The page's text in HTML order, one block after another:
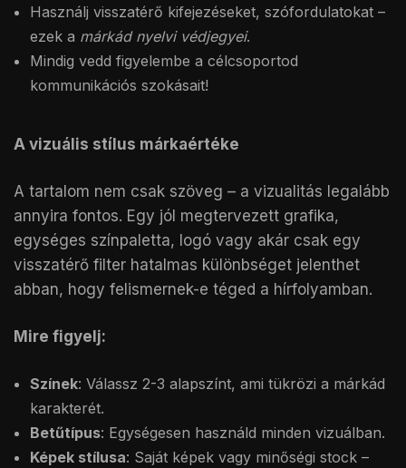
Használj visszatérő kifejezéseket, szófordulatokat –
ezek a márkád nyelvi védjegyei.
Mindig vedd figyelembe a célcsoportod
kommunikációs szokásait!
A vizuális stílus márkaértéke
A tartalom nem csak szöveg – a vizualitás legalább
annyira fontos. Egy jól megtervezett grafika,
egységes színpaletta, logó vagy akár csak egy
visszatérő filter hatalmas különbséget jelenthet
abban, hogy felismernek-e téged a hírfolyamban.
Mire figyelj:
Színek: Válassz 2-3 alapszínt, ami tükrözi a márkád
karakterét.
Betűtípus: Egységesen használd minden vizuálban.
Képek stílusa: Saját képek vagy minőségi stock –